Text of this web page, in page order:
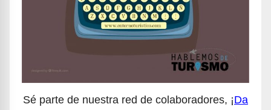
Sé parte de nuestra red de colaboradores, ¡Da